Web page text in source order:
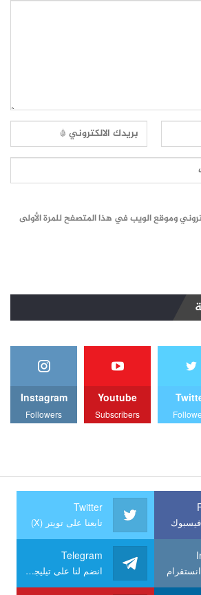
وموقع الويب في هذا المتصفح للمرة الأولى
Youtube
Subscribers
Instagram
Followers
فيسبوك
Twitter
تابعنا على تويتر (X)
Telegram
انضم لنا على تيليجرام